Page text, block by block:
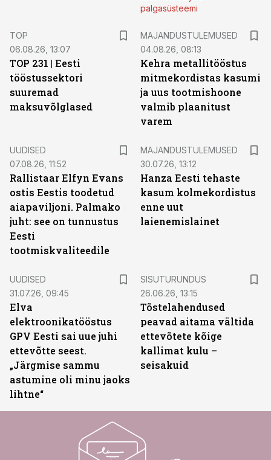
palgasüsteemi
TOP
06.08.26, 13:07
TOP 231 | Eesti
tööstussektori
suuremad
maksuvõlglased
MAJANDUSTULEMUSED
04.08.26, 08:13
Kehra metallitööstus
mitmekordistas kasumi
ja uus tootmishoone
valmib plaanitust
varem
UUDISED
07.08.26, 11:52
Rallistaar Elfyn Evans
ostis Eestis toodetud
aiapaviljoni. Palmako
juht: see on tunnustus
Eesti
tootmiskvaliteedile
MAJANDUSTULEMUSED
30.07.26, 13:12
Hanza Eesti tehaste
kasum kolmekordistus
enne uut
laienemislainet
UUDISED
31.07.26, 09:45
Elva
elektroonikatööstus
GPV Eesti sai uue juhi
ettevõtte seest.
„Järgmise sammu
astumine oli minu jaoks
lihtne“
SISUTURUNDUS
26.06.26, 13:15
Tõstelahendused
peavad aitama vältida
ettevõtete kõige
kallimat kulu –
seisakuid